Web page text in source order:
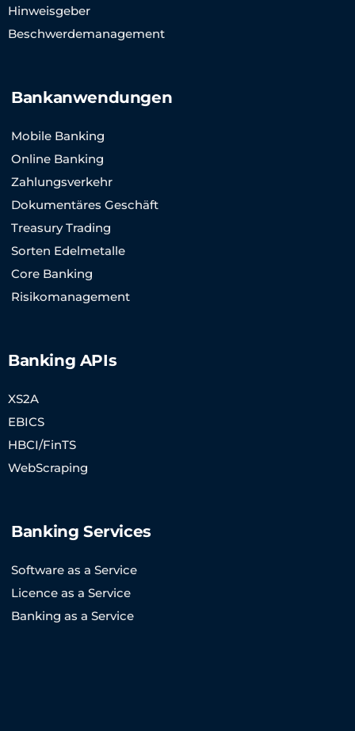
Hinweisgeber
Beschwerdemanagement
Bankanwendungen
Mobile Banking
Online Banking
Zahlungsverkehr
Dokumentäres Geschäft
Treasury Trading
Sorten Edelmetalle
Core Banking
Risikomanagement
Banking APIs
XS2A
EBICS
HBCI/FinTS
WebScraping
Banking Services
Software as a Service
Licence as a Service
Banking as a Service